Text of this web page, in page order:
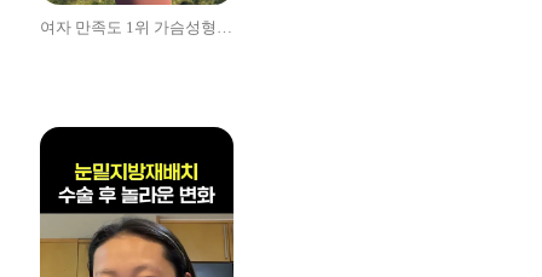
여자 만족도 1위 가슴성형 후기